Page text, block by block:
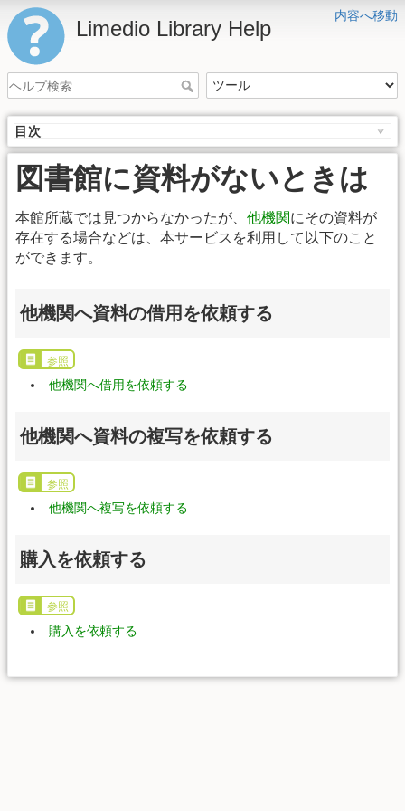
内容へ移動
Limedio Library Help
目次
図書館に資料がないときは
本館所蔵では見つからなかったが、 他機関にその資料が
存在する場合などは、本サービスを利用して以下のこと
ができます。
他機関へ資料の借用を依頼する
参照
他機関へ借用を依頼する
他機関へ資料の複写を依頼する
参照
他機関へ複写を依頼する
購入を依頼する
参照
購入を依頼する